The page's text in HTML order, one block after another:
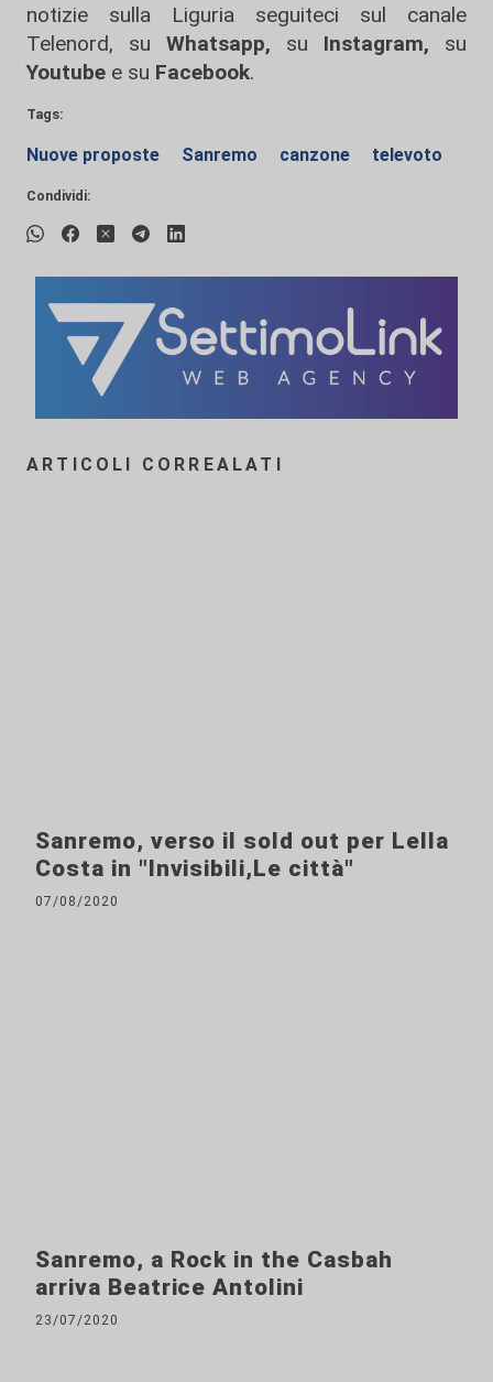
notizie sulla Liguria seguiteci sul canale
Telenord, su
Whatsapp, su Instagram, su
Youtube e su Facebook.
Tags:
Nuove proposte Sanremo canzone televoto
Condividi:
ARTICOLI CORREALATI
Sanremo, verso il sold out per Lella
Costa in "Invisibili,Le città"
07/08/2020
Sanremo, a Rock in the Casbah
arriva Beatrice Antolini
23/07/2020